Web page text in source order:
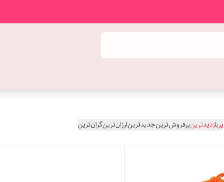
پربازدیدترینپرفروش‌ترینجدیدترینارزان‌ترینگران‌ترین